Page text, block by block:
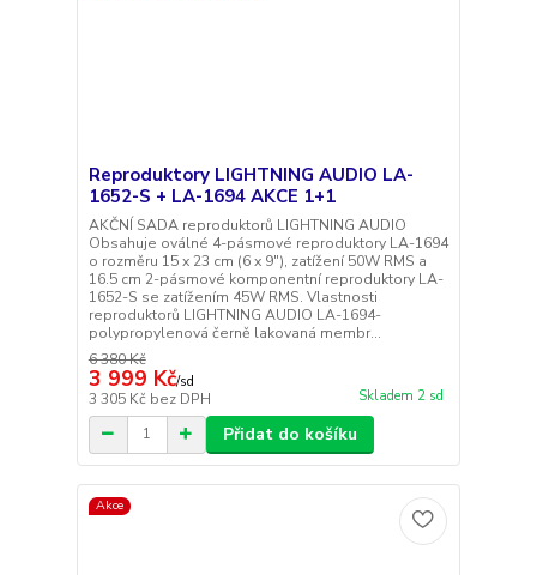
Reproduktory LIGHTNING AUDIO LA-
1652-S + LA-1694 AKCE 1+1
AKČNÍ SADA reproduktorů LIGHTNING AUDIO
Obsahuje oválné 4-pásmové reproduktory LA-1694
o rozměru 15 x 23 cm (6 x 9"), zatížení 50W RMS a
16.5 cm 2-pásmové komponentní reproduktory LA-
1652-S se zatížením 45W RMS. Vlastnosti
reproduktorů LIGHTNING AUDIO LA-1694-
polypropylenová černě lakovaná membr...
6 380 Kč
3 999 Kč/sd
3 305 Kč bez DPH Skladem 2 sd
Přidat do košíku
Akce